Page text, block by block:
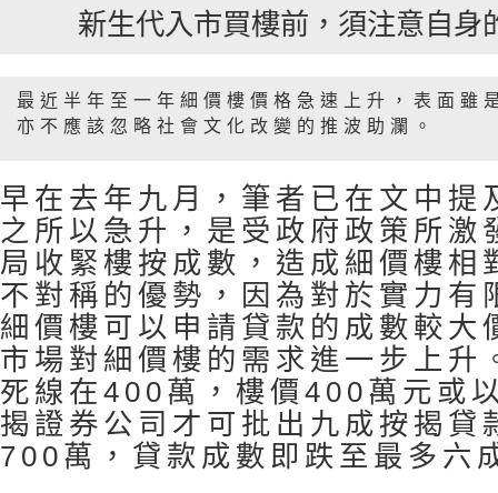
新生代入市買樓前，須注意自身
最近半年至一年細價樓價格急速上升，表面雖
亦不應該忽略社會文化改變的推波助瀾。
早在去年九月，筆者已在文中提
之所以急升，是受政府政策所激
局收緊樓按成數，造成細價樓相
不對稱的優勢，因為對於實力有
細價樓可以申請貸款的成數較大
市場對細價樓的需求進一步上升
死線在400萬，樓價400萬元或
揭證券公司才可批出九成按揭貸
700萬，貸款成數即跌至最多六